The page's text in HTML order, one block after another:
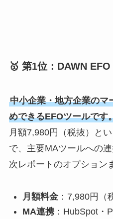
🥇 第1位：DAWN EFO
中小企業・地方企業のマ
めできるEFOツールです
月額7,980円（税抜）と
で、主要MAツールへの
次レポートのオプション
月額料金：7,980円（
MA連携：HubSpot・